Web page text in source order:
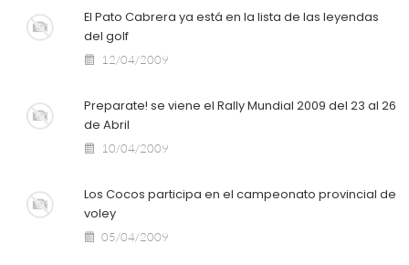
El Pato Cabrera ya está en la lista de las leyendas
del golf
12/04/2009
Preparate! se viene el Rally Mundial 2009 del 23 al 26
de Abril
10/04/2009
Los Cocos participa en el campeonato provincial de
voley
05/04/2009